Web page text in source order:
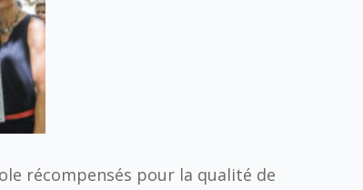
récompensés pour la qualité de